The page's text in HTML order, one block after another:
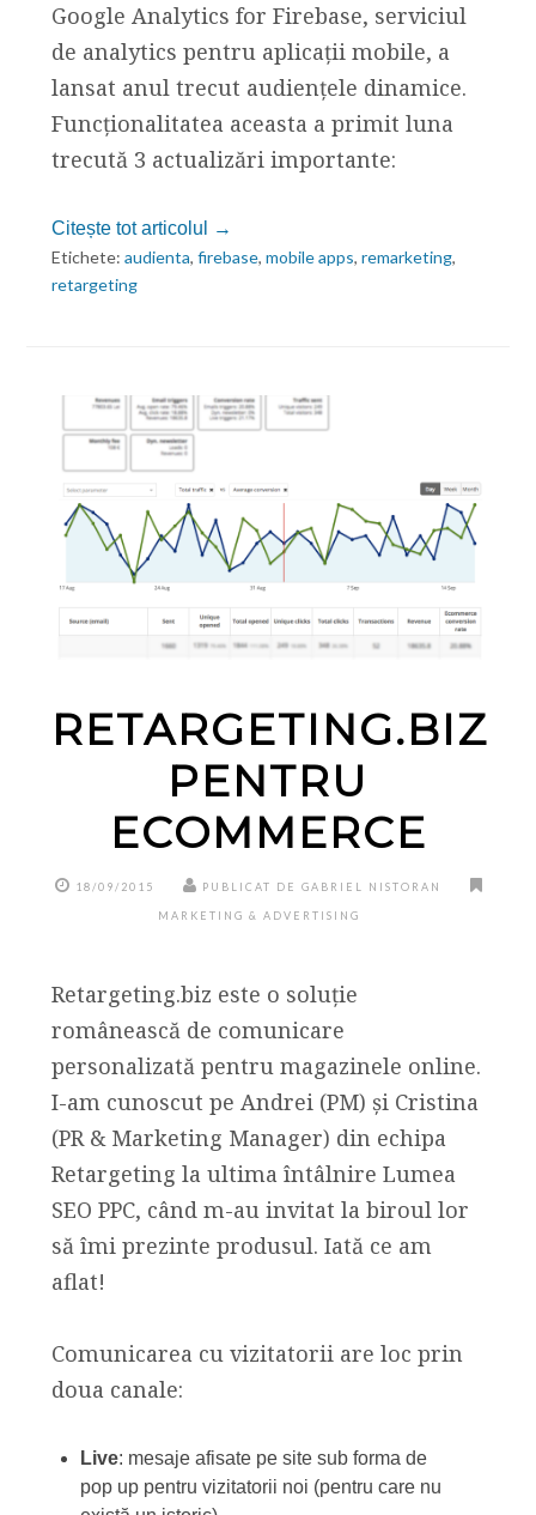
Google Analytics for Firebase, serviciul
de analytics pentru aplicații mobile, a
lansat anul trecut audiențele dinamice.
Funcționalitatea aceasta a primit luna
trecută 3 actualizări importante:
Citește tot articolul →
Etichete: audienta, firebase, mobile apps, remarketing,
retargeting
RETARGETING.BIZ
PENTRU
ECOMMERCE
18/09/2015 PUBLICAT DE GABRIEL NISTORAN
MARKETING & ADVERTISING
Retargeting.biz este o soluție
românească de comunicare
personalizată pentru magazinele online.
I-am cunoscut pe Andrei (PM) și Cristina
(PR & Marketing Manager) din echipa
Retargeting la ultima întâlnire Lumea
SEO PPC, când m-au invitat la biroul lor
să îmi prezinte produsul. Iată ce am
aflat!
Comunicarea cu vizitatorii are loc prin
doua canale:
Live: mesaje afisate pe site sub forma de
pop up pentru vizitatorii noi (pentru care nu